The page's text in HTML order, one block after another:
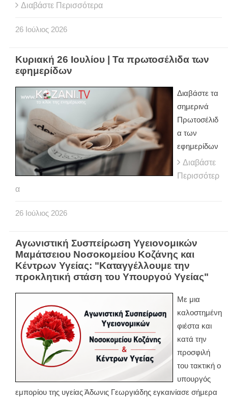
Διαβάστε Περισσότερα
26 Ιούλιος 2026
Κυριακή 26 Ιουλίου | Τα πρωτοσέλιδα των
εφημερίδων
Διαβάστε τα
σημερινά
Πρωτοσέλιδ
α των
εφημερίδων
Διαβάστε
Περισσότερ
α
26 Ιούλιος 2026
Αγωνιστική Συσπείρωση Υγειονομικών
Μαμάτσειου Νοσοκομείου Κοζάνης και
Κέντρων Υγείας: "Καταγγέλλουμε την
προκλητική στάση του Υπουργού Υγείας"
Με μια
καλοστημένη
φιέστα και
κατά την
προσφιλή
του τακτική ο
υπουργός
εμπορίου της υγείας Άδωνις Γεωργιάδης εγκαινίασε σήμερα